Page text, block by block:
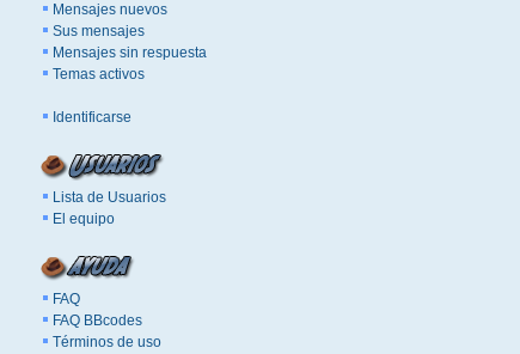
Mensajes nuevos
Sus mensajes
Mensajes sin respuesta
Temas activos
Identificarse
Lista de Usuarios
El equipo
FAQ
FAQ BBcodes
Términos de uso